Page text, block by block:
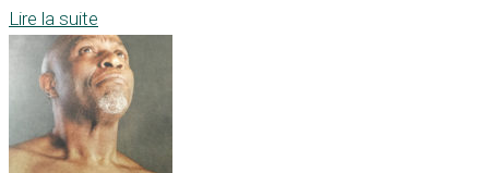
Lire la suite